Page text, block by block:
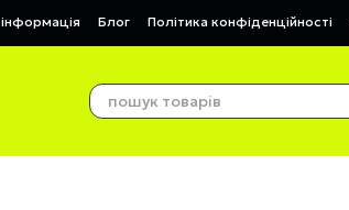
Блог Політика конфіденційності